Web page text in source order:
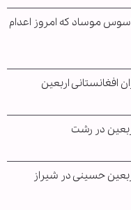
موساد که امروز اعدام
افغانستانی اربعین
در رشت
حسینی در شیراز